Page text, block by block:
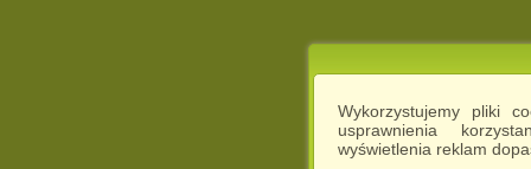
Wykorzystujemy pliki
usprawnienia
wyświetlenia reklam